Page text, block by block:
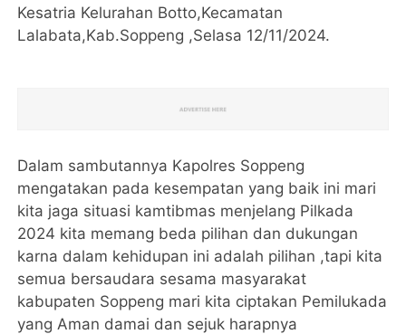
Kesatria Kelurahan Botto,Kecamatan
Lalabata,Kab.Soppeng ,Selasa 12/11/2024.
Dalam sambutannya Kapolres Soppeng
mengatakan pada kesempatan yang baik ini mari
kita jaga situasi kamtibmas menjelang Pilkada
2024 kita memang beda pilihan dan dukungan
karna dalam kehidupan ini adalah pilihan ,tapi kita
semua bersaudara sesama masyarakat
kabupaten Soppeng mari kita ciptakan Pemilukada
yang Aman damai dan sejuk harapnya